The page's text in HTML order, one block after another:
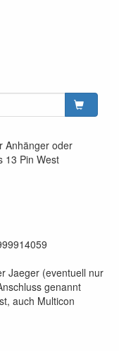
Anhänger oder
13 Pin West
Jaeger (eventuell nur
genannt
auch Multicon